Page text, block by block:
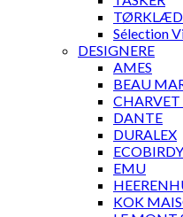
Sélection
DESIGNERE
AMES
BEAU
DANTE
DURALEX
ECOBIRDY
EMU
KOK